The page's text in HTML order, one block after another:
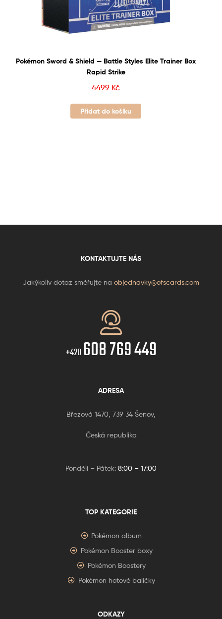
Pokémon Sword & Shield — Battle Styles Elite Trainer Box
Rapid Strike
4499 Kč
Přidat do košíku
KONTAKTUJTE NÁS
Jakýkoliv dotaz směřujte na objednavky@ofscards.com
+420 608 769 449
ADRESA
Březová 1470, 739 34 Šenov,
Česká republika
Pondělí – Pátek: 8:00 – 17:00
TOP KATEGORIE
Pokémon album
Pokémon Booster boxy
Pokémon Boostery
Pokémon hotové balíčky
ODKAZY